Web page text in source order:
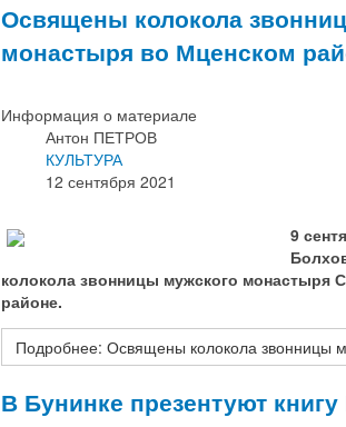
Освящены колокола
монастыря во Мценском
Информация о материале
Антон ПЕТРОВ
КУЛЬТУРА
12 сентября 2021
9
колокола звонницы мужского монастыря
районе.
Подробнее: Освящены колокола звонницы
В Бунинке презентуют